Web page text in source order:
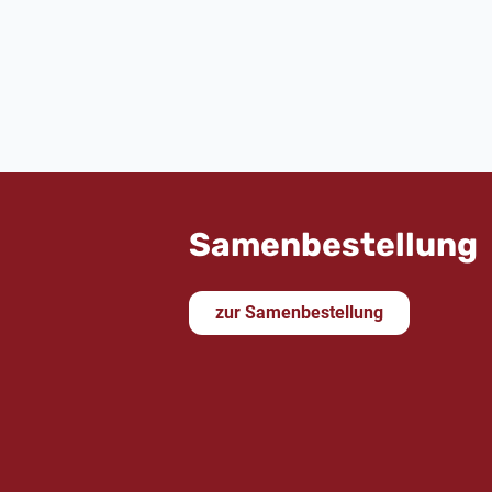
Samenbestellung
zur Samenbestellung